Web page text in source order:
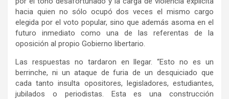
hacia quien no sólo ocupó dos veces el mismo cargo
elegida por el voto popular, sino que además asoma en el
futuro inmediato como una de las referentas de la
oposición al propio Gobierno libertario.
Las respuestas no tardaron en llegar. “Esto no es un
berrinche, ni un ataque de furia de un desquiciado que
cada tanto insulta opositores, legisladores, estudiantes,
jubilados o periodistas. Esta es una construcción